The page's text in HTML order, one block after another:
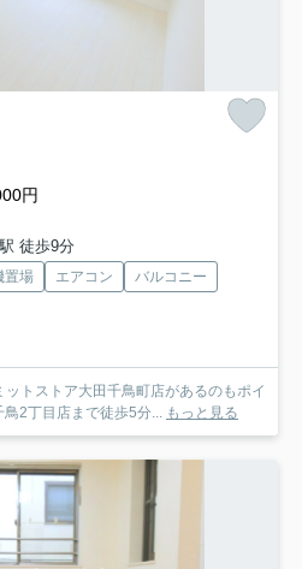
円
徒歩9分
置場 エアコン
バルコニー
トストア大田千鳥町店があるのもポイ
2丁目店まで徒歩5分...
もっと見る